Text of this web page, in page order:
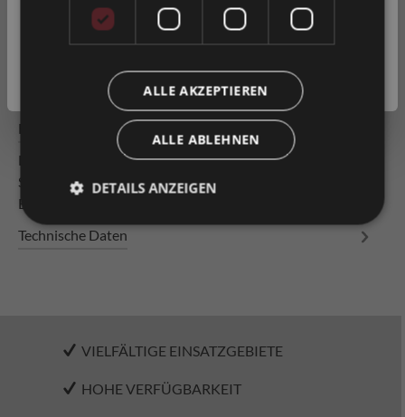
Zum Merkzettel hinzufügen
Beschreibung
Leitungswagen für Flachleitungen für E40 mit 4
Stahlräder Kugellager Tragteil aus Stahlblech mit
Bohrungen für Zugentlastu…
Technische Daten
VIELFÄLTIGE EINSATZGEBIETE
HOHE VERFÜGBARKEIT
Privatkunde
Geschäftskunde( exkl. MwSt. )
ALLE AKZEPTIEREN
ALLE ABLEHNEN
DETAILS ANZEIGEN